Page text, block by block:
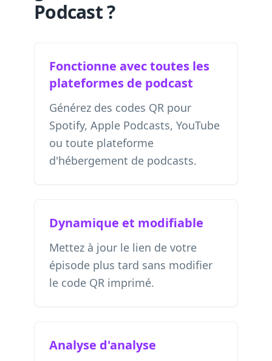
Podcast ?
Fonctionne avec toutes les
plateformes de podcast
Générez des codes QR pour
Spotify, Apple Podcasts, YouTube
ou toute plateforme
d'hébergement de podcasts.
Dynamique et modifiable
Mettez à jour le lien de votre
épisode plus tard sans modifier
le code QR imprimé.
Analyse d'analyse